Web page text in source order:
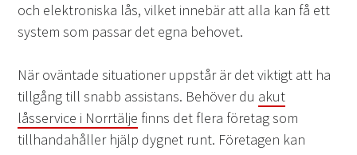
och elektroniska lås, vilket innebär att alla kan få ett
system som passar det egna behovet.
När oväntade situationer uppstår är det viktigt att ha
tillgång till snabb assistans. Behöver du akut
låsservice i Norrtälje finns det flera företag som
tillhandahåller hjälp dygnet runt. Företagen kan